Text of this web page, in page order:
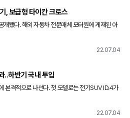
, 보급형 타이칸 크로스
됐다. 해외 자동차 전문매체 모터원에 게재된 아
서 제작했다. 아이오닉6 왜건은 포르쉐 타이칸
22.07.04
..하반기 국내 투입
본격적으로 나선다. 첫 모델로는 전기SUV ID.4가
22.07.04